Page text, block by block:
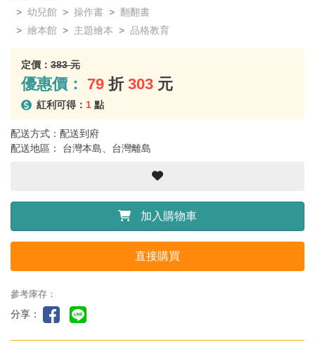
幼兒館
操作書
翻翻書
繪本館
主題繪本 品格教育
定價： 383 元
優惠價： 79 折 303 元
紅利可得： 1 點
配送方式：配送到府
配送地區： 台灣本島、台灣離島
加入購物車
直接購買
參考庫存：
分享：